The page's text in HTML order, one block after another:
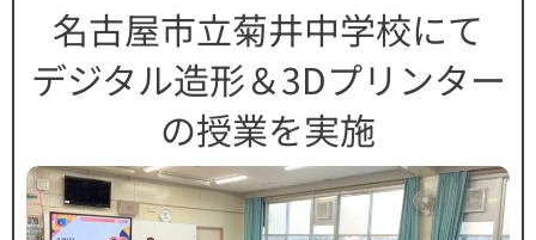
名古屋市立菊井中学校にて
デジタル造形＆3Dプリンター
の授業を実施